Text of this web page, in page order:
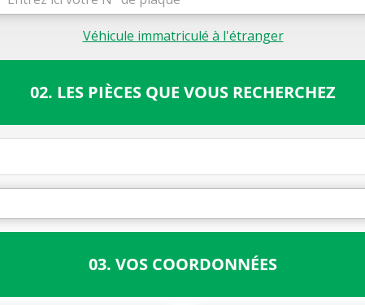
Véhicule immatriculé à l'étranger
02. LES PIÈCES QUE VOUS RECHERCHEZ
03. VOS COORDONNÉES